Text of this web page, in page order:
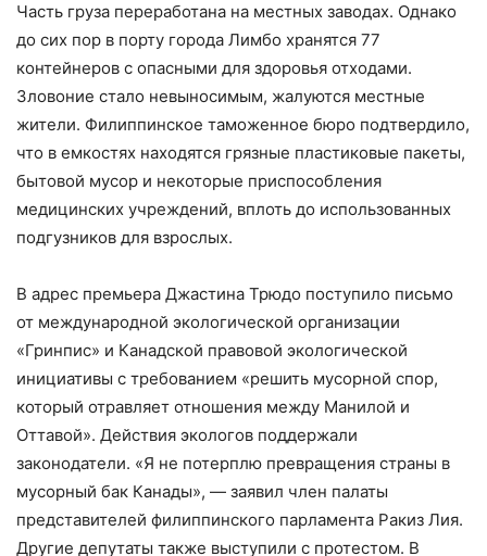
Часть груза переработана на местных заводах. Однако
до сих пор в порту города Лимбо хранятся 77
контейнеров с опасными для здоровья отходами.
Зловоние стало невыносимым, жалуются местные
жители. Филиппинское таможенное бюро подтвердило,
что в емкостях находятся грязные пластиковые пакеты,
бытовой мусор и некоторые приспособления
медицинских учреждений, вплоть до использованных
подгузников для взрослых.
В адрес премьера Джастина Трюдо поступило письмо
от международной экологической организации
«Гринпис» и Канадской правовой экологической
инициативы с требованием «решить мусорной спор,
который отравляет отношения между Манилой и
Оттавой». Действия экологов поддержали
законодатели. «Я не потерплю превращения страны в
мусорный бак Канады», — заявил член палаты
представителей филиппинского парламента Ракиз Лия.
Другие депутаты также выступили с протестом. В